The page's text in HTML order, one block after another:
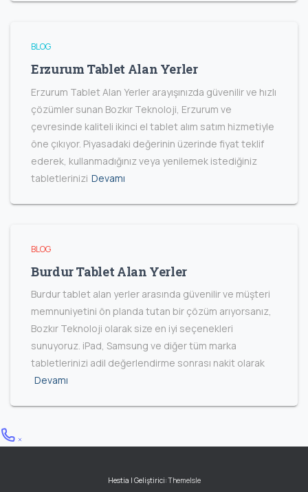
BLOG
Erzurum Tablet Alan Yerler
Erzurum Tablet Alan Yerler arayışınızda güvenilir ve hızlı
çözümler sunan Bozkır Teknoloji, Erzurum ve
çevresinde kaliteli ikinci el tablet alım satım hizmetiyle
öne çıkıyor. Piyasadaki değerinin üzerinde fiyat teklif
ederek, kullanmadığınız veya yenilemek istediğiniz
tabletlerinizi Devamı
BLOG
Burdur Tablet Alan Yerler
Burdur tablet alan yerler arasında güvenilir ve müşteri
memnuniyetini ön planda tutan bir çözüm arıyorsanız,
Bozkır Teknoloji olarak size en iyi seçenekleri
sunuyoruz. iPad, Samsung ve diğer tüm marka
tabletlerinizi adil değerlendirme sonrası nakit olarak
Devamı
Hestia | Geliştirici:ThemeIsle